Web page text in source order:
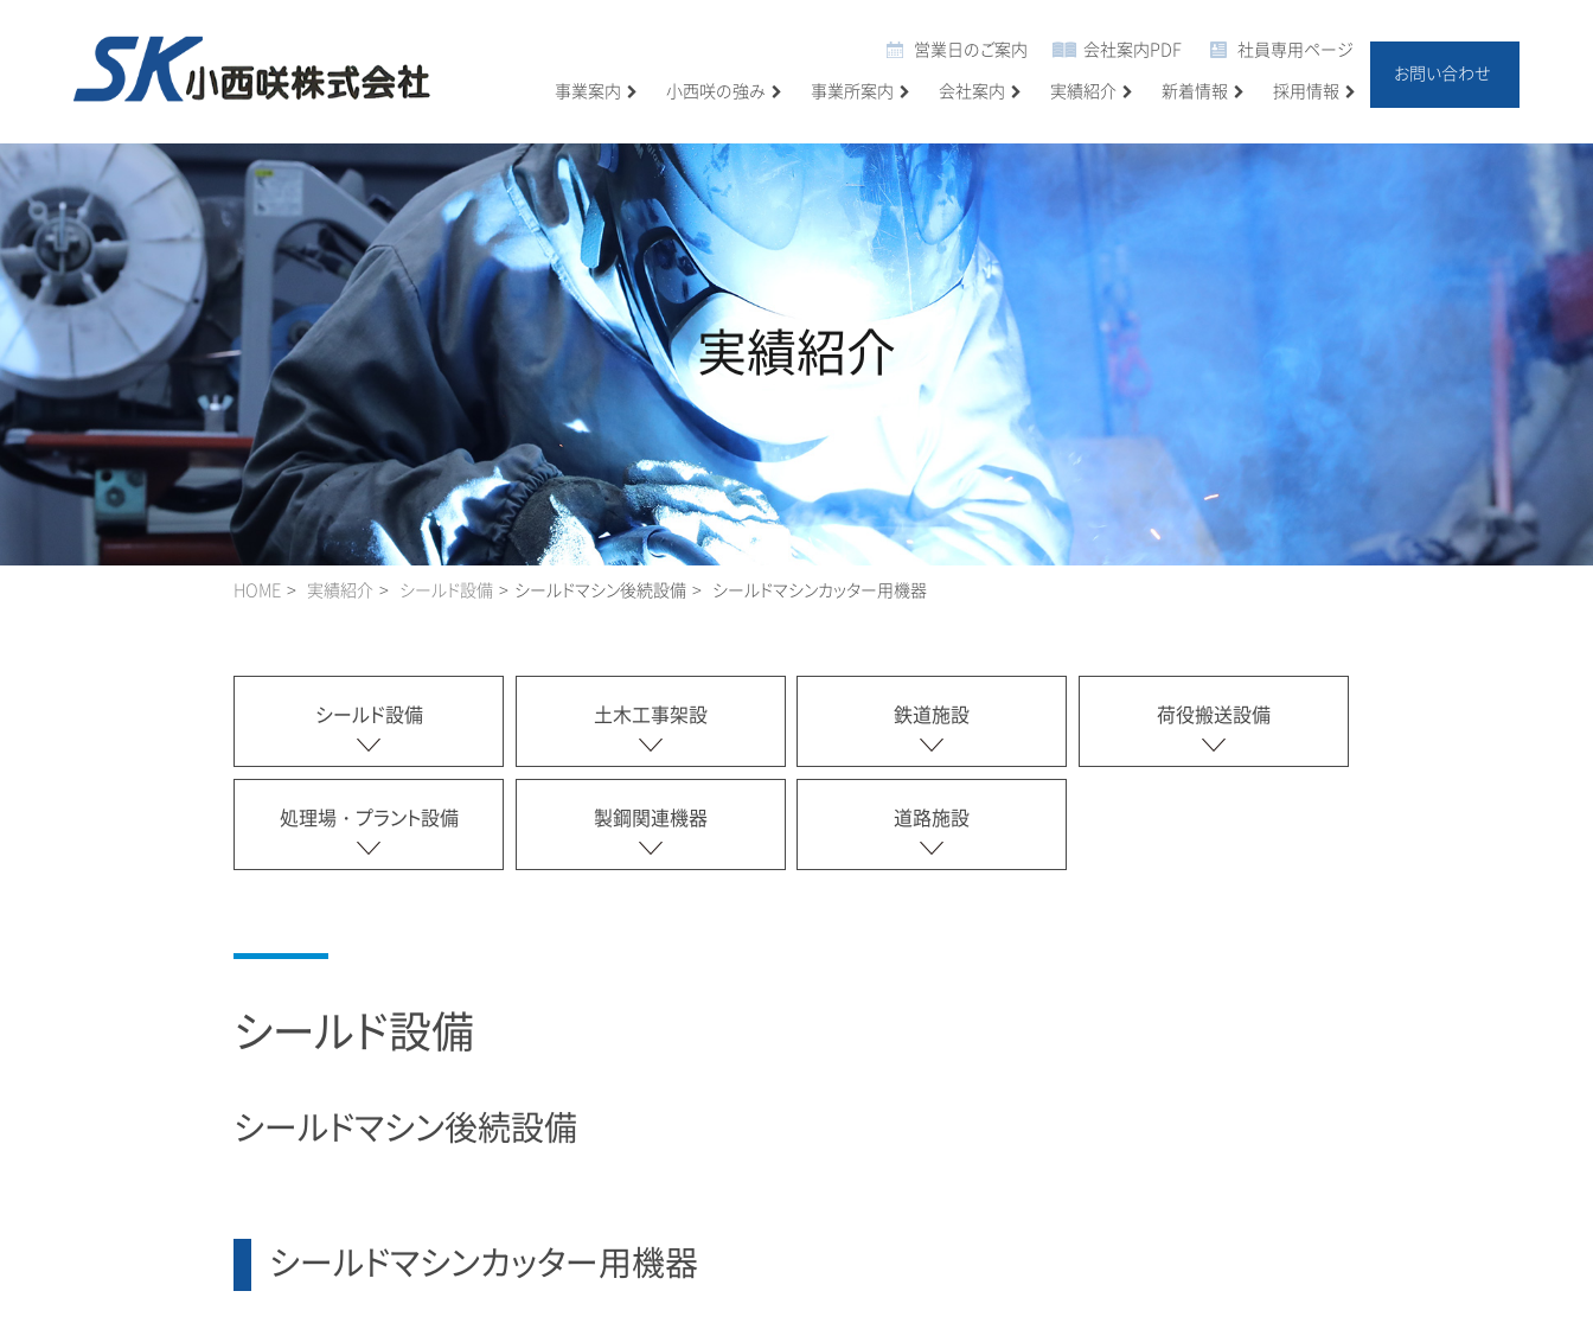
営業日のご案内 会社案内PDF
社員専用ページ
事業案内
小西咲の強み 事業所案内 会社案内 実績紹介 新着情報 採用情報
お問い合わせ
実績紹介
HOME 実績紹介 シールド設備 シールドマシン後続設備 シールドマシンカッター用機器
シールド設備 土木工事架設 鉄道施設 荷役搬送設備
処理場・プラント設備 製鋼関連機器 道路施設
シールド設備
シールドマシン後続設備
シールドマシンカッター用機器